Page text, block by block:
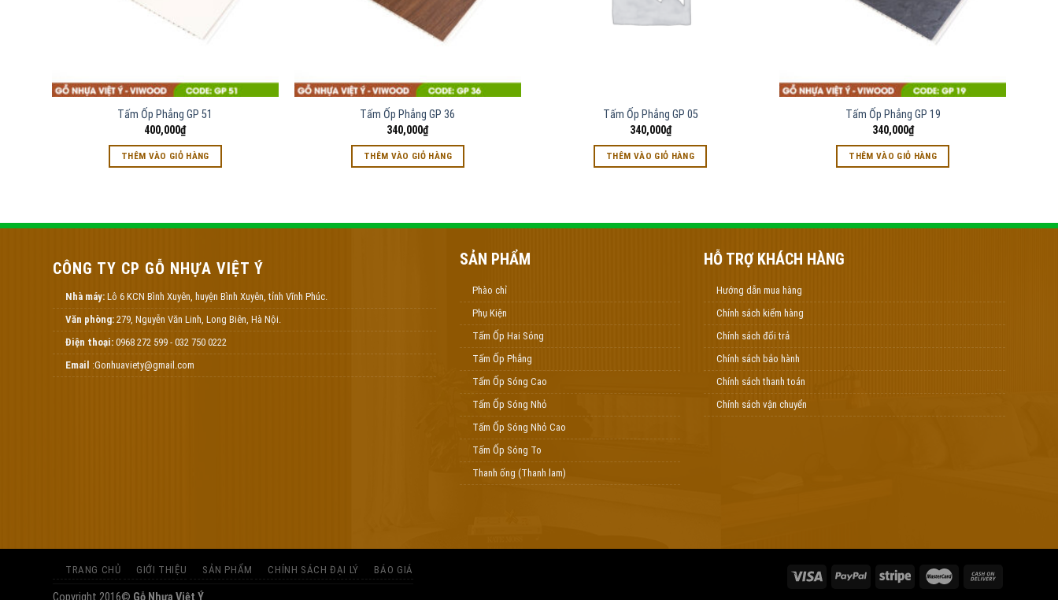
Tấm Ốp Phẳng GP 51
400,000₫
THÊM VÀO GIỎ HÀNG
Tấm Ốp Phẳng GP 36
340,000₫
THÊM VÀO GIỎ HÀNG
Tấm Ốp Phẳng GP 05
340,000₫
THÊM VÀO GIỎ HÀNG
Tấm Ốp Phẳng GP 19
340,000₫
THÊM VÀO GIỎ HÀNG
CÔNG TY CP GỖ NHỰA VIỆT Ý
Nhà máy: Lô 6 KCN Bình Xuyên, huyện Bình Xuyên, tỉnh Vĩnh Phúc.
Văn phòng: 279, Nguyễn Văn Linh, Long Biên, Hà Nội.
Điện thoại: 0968 272 599 - 032 750 0222
Email :Gonhuaviety@gmail.com
SẢN PHẨM
Phào chỉ
Phụ Kiện
Tấm Ốp Hai Sóng
Tấm Ốp Phẳng
Tấm Ốp Sóng Cao
Tấm Ốp Sóng Nhỏ
Tấm Ốp Sóng Nhỏ Cao
Tấm Ốp Sóng To
Thanh ống (Thanh lam)
HỖ TRỢ KHÁCH HÀNG
Hướng dẫn mua hàng
Chính sách kiểm hàng
Chính sách đổi trả
Chính sách bảo hành
Chính sách thanh toán
Chính sách vận chuyển
TRANG CHỦ GIỚI THIỆU SẢN PHẨM CHÍNH SÁCH ĐẠI LÝ BÁO GIÁ
Copyright 2016© Gỗ Nhựa Việt Ý